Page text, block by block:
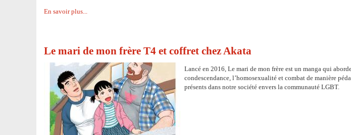
En savoir plus...
Le mari de mon frère T4 et coffret chez Akata
Lancé en 2016, Le mari de mon frère est un manga qui
condescendance, l’homosexualité et combat de manière
présents dans notre société envers la communauté LGBT.